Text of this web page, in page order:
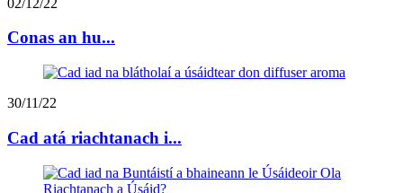
Conas an hu...
30/11/22
Cad atá riachtanach i...